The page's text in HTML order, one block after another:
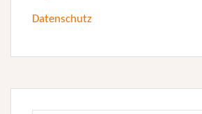
Datenschutz